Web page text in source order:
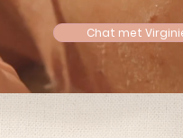
Chat met